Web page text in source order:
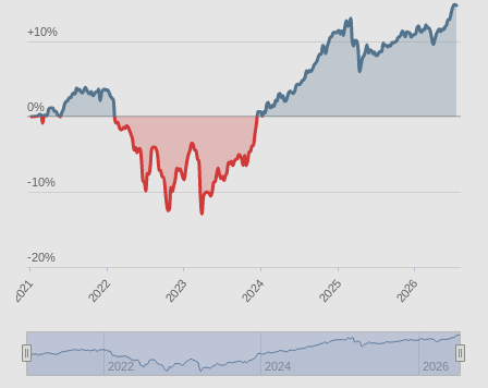
2021 2022 2023 2024 2025 2026
2022 2024 2026
-20%
-10%
0%
+10%